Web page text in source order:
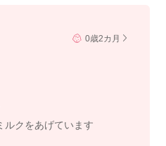
0歳2カ月
ルクをあげています